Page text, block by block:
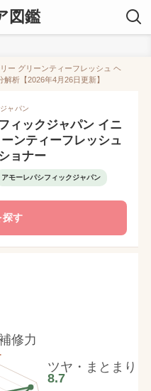
図鑑
ー グリーンティーフレッシュ ヘ
析【2026年4月26日更新】
ャパン
ィックジャパン イニ
ンティーフレッシュ
ョナー
アモーレパシフィックジャパン
探す
修力
ツヤ・まとまり
8.7